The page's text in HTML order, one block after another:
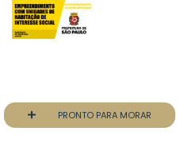
PRONTO PARA MORAR
Max Club Itaim